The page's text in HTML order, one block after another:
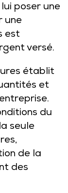
poser une
une
est
versé.
établit
et
du
seule
de la
des